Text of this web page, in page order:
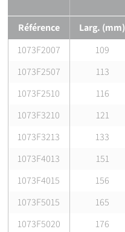
Référence
Larg. (mm)
1073F2007
109
1073F2507
113
1073F2510
116
1073F3210
121
1073F3213
133
1073F4013
151
1073F4015
156
1073F5015
165
1073F5020
176